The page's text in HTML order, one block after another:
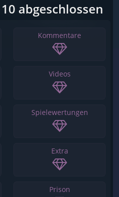
abgeschlossen
Kommentare
Videos
Spielewertungen
Extra
Prison